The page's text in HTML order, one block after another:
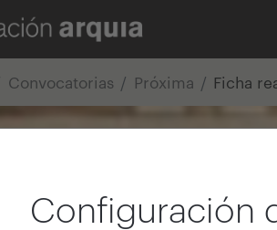
Configuración
Convocatorias Próxima Ficha